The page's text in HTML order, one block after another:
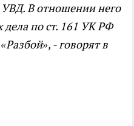
В отношении него
по ст. 161 УК РФ
- говорят в